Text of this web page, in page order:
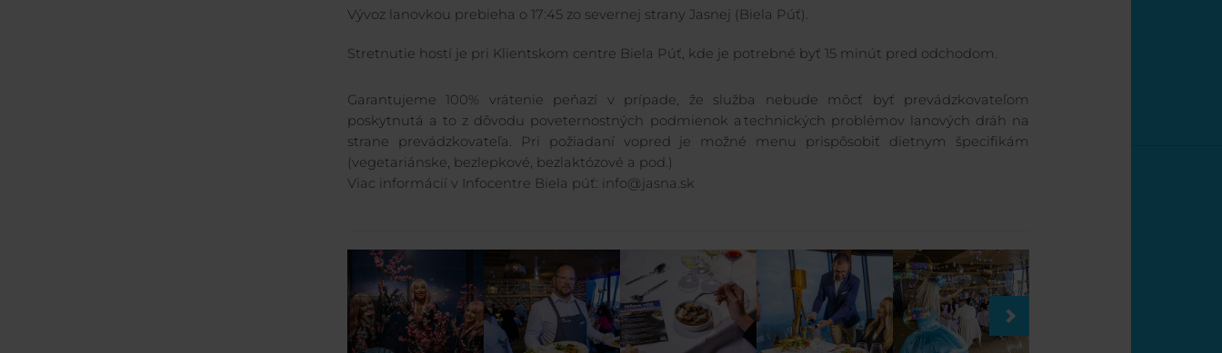
Vývoz lanovkou prebieha o 17:45 zo severnej strany Jasnej (Biela Púť).
Stretnutie hostí je pri Klientskom centre Biela Púť, kde je potrebné byť 15 minút pred odchodom.
Garantujeme 100% vrátenie peňazí v prípade, že služba nebude môcť byť prevádzkovateľom
poskytnutá a to z dôvodu poveternostných podmienok a technických problémov lanových dráh na
strane prevádzkovateľa. Pri požiadaní vopred je možné menu prispôsobiť dietnym špecifikám
(vegetariánske, bezlepkové, bezlaktózové a pod.)
Viac informácií v Infocentre Biela púť: info@jasna.sk